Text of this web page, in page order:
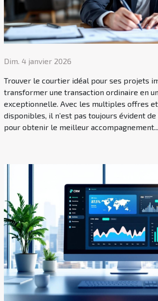
Dim. 4 janvier 2026
Trouver le courtier idéal pour ses projets
transformer une transaction ordinaire en
exceptionnelle. Avec les multiples offres
disponibles, il n’est pas toujours évident
pour obtenir le meilleur accompagnement....